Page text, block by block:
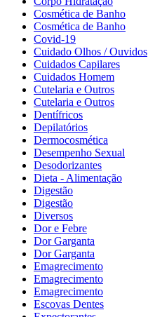
Cosmética de Banho
Cosmética de Banho
Covid-19
Cuidado Olhos / Ouvidos
Cuidados Capilares
Cuidados Homem
Cutelaria e Outros
Cutelaria e Outros
Dentífricos
Depilatórios
Dermocosmética
Desempenho Sexual
Desodorizantes
Dieta - Alimentação
Digestão
Digestão
Diversos
Dor e Febre
Dor Garganta
Dor Garganta
Emagrecimento
Emagrecimento
Emagrecimento
Escovas Dentes